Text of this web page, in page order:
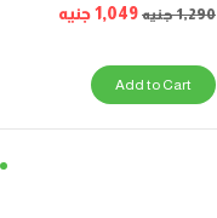
1,290جنيه 1,049جنيه
Add to Cart